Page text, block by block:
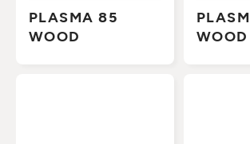
PLASMA 85
WOOD
WOOD